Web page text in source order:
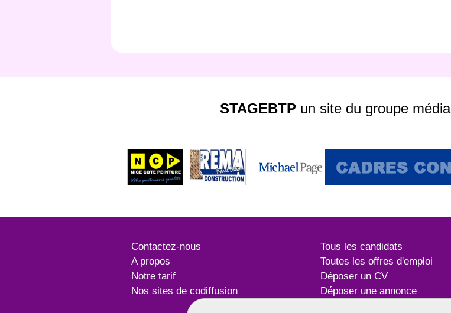
STAGEBTP un site du groupe média
Contactez-nous
A propos
Notre tarif
Nos sites de codiffusion
Tous les candidats
Toutes les offres d'emploi
Déposer un CV
Déposer une annonce